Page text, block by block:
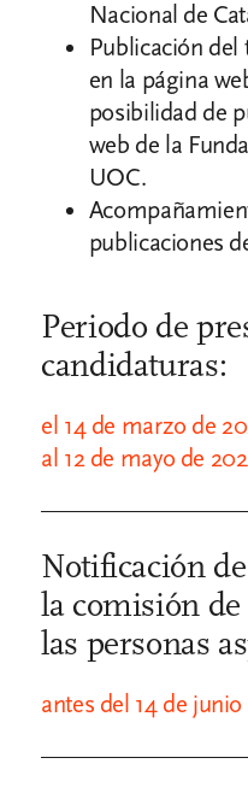
Nacional de
Publicación del
en la página
posibilidad de
web de la
UOC.
publicaciones
Periodo de
candidaturas:
el 14 de marzo de
al 12 de mayo de
Notificación
la comisión de
las personas
antes del 14 de